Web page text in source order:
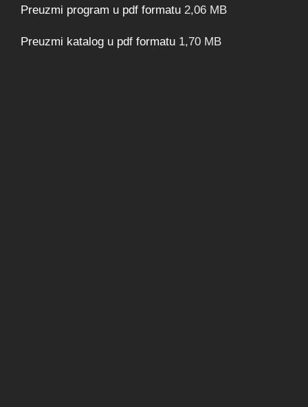
Preuzmi program u pdf formatu 2,06 MB
Preuzmi katalog u pdf formatu 1,70 MB